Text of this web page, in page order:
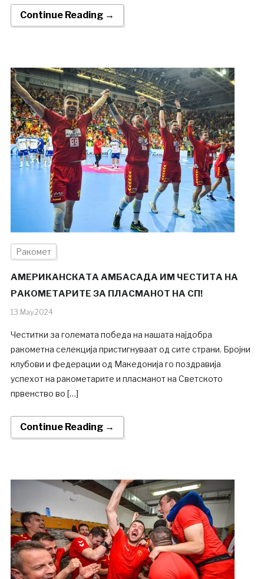
Continue Reading →
Ракомет
АМЕРИКАНСКАТА АМБАСАДА ИМ ЧЕСТИТА НА
РАКОМЕТАРИТЕ ЗА ПЛАСМАНОТ НА СП!
13.May.2024
Честитки за големата победа на нашата најдобра
ракометна селекција пристигнуваат од сите страни. Бројни
клубови и федерации од Македонија го поздравија
успехот на ракометарите и пласманот на Светското
првенство во […]
Continue Reading →